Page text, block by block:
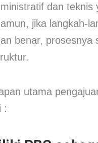
dan teknis
jika langkah-
benar, prosesnya
utama
: